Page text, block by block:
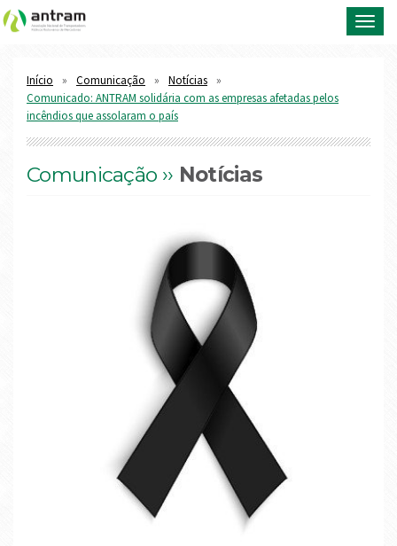
Início Comunicação
Notícias
Comunicado: ANTRAM solidária com as empresas afetadas pelos
incêndios que assolaram o país
Comunicação ›› Notícias